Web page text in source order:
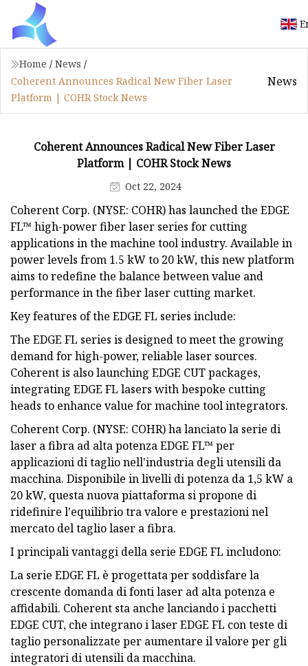
Home / News /
Coherent Announces Radical New Fiber Laser
Platform | COHR Stock News
News
Coherent Announces Radical New Fiber Laser
Platform | COHR Stock News
Oct 22, 2024
Coherent Corp. (NYSE: COHR) has launched the EDGE
FL™ high-power fiber laser series for cutting
applications in the machine tool industry. Available in
power levels from 1.5 kW to 20 kW, this new platform
aims to redefine the balance between value and
performance in the fiber laser cutting market.
Key features of the EDGE FL series include:
The EDGE FL series is designed to meet the growing
demand for high-power, reliable laser sources.
Coherent is also launching EDGE CUT packages,
integrating EDGE FL lasers with bespoke cutting
heads to enhance value for machine tool integrators.
Coherent Corp. (NYSE: COHR) ha lanciato la serie di
laser a fibra ad alta potenza EDGE FL™ per
applicazioni di taglio nell'industria degli utensili da
macchina. Disponibile in livelli di potenza da 1,5 kW a
20 kW, questa nuova piattaforma si propone di
ridefinire l'equilibrio tra valore e prestazioni nel
mercato del taglio laser a fibra.
I principali vantaggi della serie EDGE FL includono:
La serie EDGE FL è progettata per soddisfare la
crescente domanda di fonti laser ad alta potenza e
affidabili. Coherent sta anche lanciando i pacchetti
EDGE CUT, che integrano i laser EDGE FL con teste di
taglio personalizzate per aumentare il valore per gli
integratori di utensili da macchina.